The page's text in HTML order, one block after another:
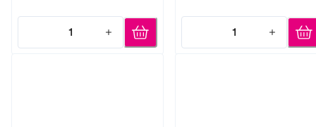
1
Quantity: 1
1
Quantity: 1